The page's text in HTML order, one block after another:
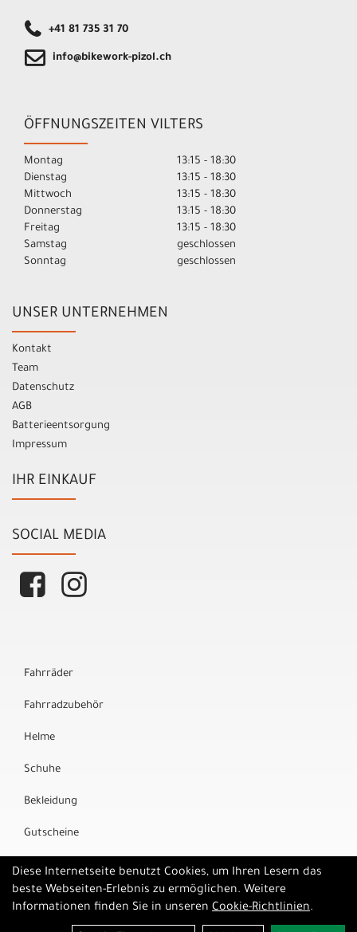
+41 81 735 31 70
info@bikework-pizol.ch
ÖFFNUNGSZEITEN VILTERS
Montag
13:15 - 18:30
Dienstag
13:15 - 18:30
Mittwoch
13:15 - 18:30
Donnerstag
13:15 - 18:30
Freitag
13:15 - 18:30
Samstag
geschlossen
Sonntag
geschlossen
UNSER UNTERNEHMEN
Kontakt
Team
Datenschutz
AGB
Batterieentsorgung
Impressum
IHR EINKAUF
SOCIAL MEDIA
Fahrräder
Fahrradzubehör
Helme
Schuhe
Bekleidung
Gutscheine
Marken
Diese Internetseite benutzt Cookies, um Ihren Lesern das
beste Webseiten-Erlebnis zu ermöglichen. Weitere
Informationen finden Sie in unseren Cookie-Richtlinien.